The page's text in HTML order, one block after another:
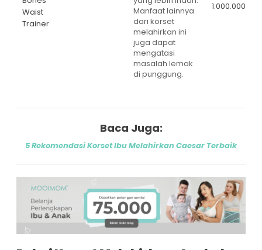
Waist
Trainer
Manfaat lainnya
dari korset
melahirkan ini
juga dapat
mengatasi
masalah lemak
di punggung.
1.000.000
Baca Juga:
5 Rekomendasi Korset Ibu Melahirkan Caesar Terbaik